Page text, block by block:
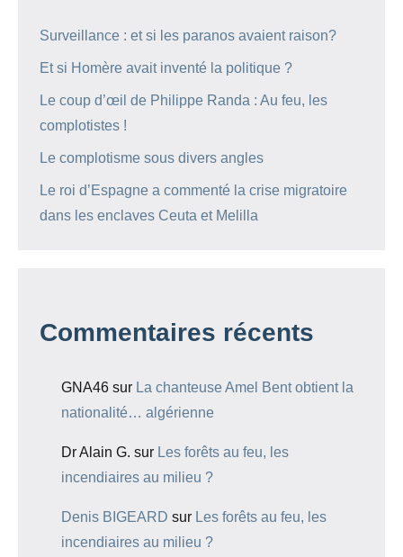
Surveillance : et si les paranos avaient raison?
Et si Homère avait inventé la politique ?
Le coup d’œil de Philippe Randa : Au feu, les
complotistes !
Le complotisme sous divers angles
Le roi d’Espagne a commenté la crise migratoire
dans les enclaves Ceuta et Melilla
Commentaires récents
GNA46 sur La chanteuse Amel Bent obtient la
nationalité… algérienne
Dr Alain G. sur Les forêts au feu, les
incendiaires au milieu ?
Denis BIGEARD sur Les forêts au feu, les
incendiaires au milieu ?